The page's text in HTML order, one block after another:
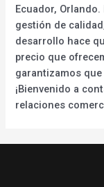
Ecuador,
gestión de
desarrollo hace
precio que
garantizamos
¡Bienvenido a
relaciones